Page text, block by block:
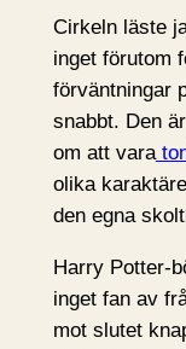
Cirkeln läste
inget förutom
förväntningar
snabbt. Den
om att vara
olika
den egna
Harry Potter-
inget fan av
mot slutet